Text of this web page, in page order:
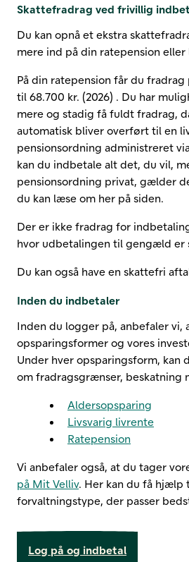
Skattefradrag ved frivillig
Du kan opnå et ekstra
mere ind på din ratepension eller
På din ratepension får du
til 68.700 kr. (2026) . Du har
mere og stadig få fuldt fradrag,
automatisk bliver overført til en
pensionsordning administreret
kan du indbetale alt det, du vil,
pensionsordning privat, gælder
du kan læse om her på siden.
Der er ikke fradrag for
hvor udbetalingen til gengæld er
Du kan også have en skattefri
Inden du indbetaler
Inden du logger på, anbefaler vi,
opsparingsformer og vores
Under hver opsparingsform, kan
om fradragsgrænser, beskatning
Aldersopsparing
Livsvarig livrente
Ratepension
Vi anbefaler også, at du tager
på Mit Velliv. Her kan du få hjælp
forvaltningstype, der passer
Log på og indbetal